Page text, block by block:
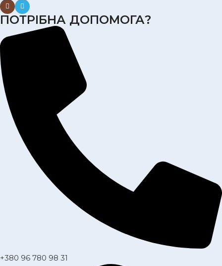
ПОТРІБНА ДОПОМОГА?
+380 96 780 98 31